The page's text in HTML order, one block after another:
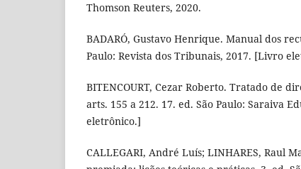
Thomson Reuters, 2020.
BADARÓ, Gustavo Henrique. Manual dos
Paulo: Revista dos Tribunais, 2017. [Livro
BITENCOURT, Cezar Roberto. Tratado de
arts. 155 a 212. 17. ed. São Paulo: Saraiva
eletrônico.]
CALLEGARI, André Luís; LINHARES, Raul